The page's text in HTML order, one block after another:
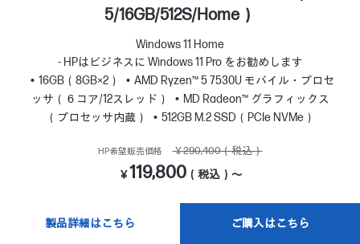
5/16GB/512S/Home）
Windows 11 Home
- HPはビジネスに Windows 11 Pro をお勧めします
16GB（8GB×2）
AMD Ryzen™ 5 7530U モバイル・プロセ
ッサ（６コア/12スレッド）
MD Radeon™ グラフィックス
（プロセッサ内蔵）
512GB M.2 SSD（PCIe NVMe）
HP希望販売価格 ￥290,400（税込）
￥119,800（税込）～
製品詳細はこちら ご購入はこちら